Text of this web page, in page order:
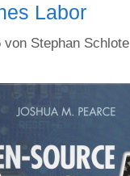
Labor
von Stephan Schlote